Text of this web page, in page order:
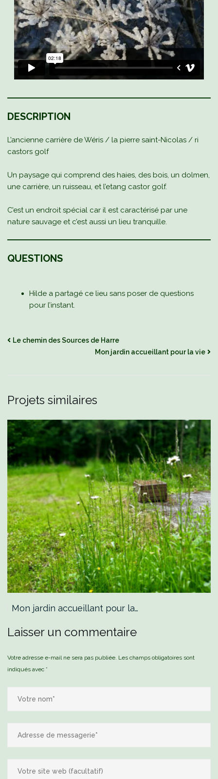
DESCRIPTION
L’ancienne carrière de Wéris / la pierre saint-Nicolas / ri
castors golf
Un paysage qui comprend des haies, des bois, un dolmen,
une carrière, un ruisseau, et l’etang castor golf.
C’est un endroit spécial car il est caractérisé par une
nature sauvage et c’est aussi un lieu tranquille.
QUESTIONS
Hilde a partagé ce lieu sans poser de questions
pour l’instant.
Le chemin des Sources de Harre
Mon jardin accueillant pour la vie
Projets similaires
Mon jardin accueillant pour la…
Laisser un commentaire
Votre adresse e-mail ne sera pas publiée. Les champs obligatoires sont
indiqués avec *